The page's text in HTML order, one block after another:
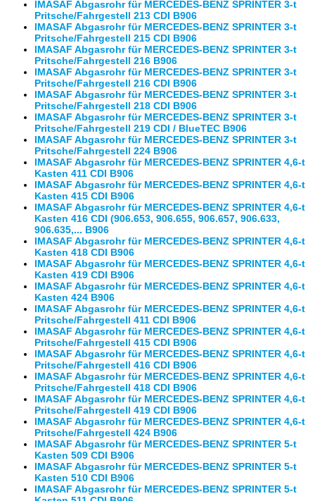
IMASAF Abgasrohr für MERCEDES-BENZ SPRINTER 3-t
Pritsche/Fahrgestell 213 CDI B906
IMASAF Abgasrohr für MERCEDES-BENZ SPRINTER 3-t
Pritsche/Fahrgestell 215 CDI B906
IMASAF Abgasrohr für MERCEDES-BENZ SPRINTER 3-t
Pritsche/Fahrgestell 216 B906
IMASAF Abgasrohr für MERCEDES-BENZ SPRINTER 3-t
Pritsche/Fahrgestell 216 CDI B906
IMASAF Abgasrohr für MERCEDES-BENZ SPRINTER 3-t
Pritsche/Fahrgestell 218 CDI B906
IMASAF Abgasrohr für MERCEDES-BENZ SPRINTER 3-t
Pritsche/Fahrgestell 219 CDI / BlueTEC B906
IMASAF Abgasrohr für MERCEDES-BENZ SPRINTER 3-t
Pritsche/Fahrgestell 224 B906
IMASAF Abgasrohr für MERCEDES-BENZ SPRINTER 4,6-t
Kasten 411 CDI B906
IMASAF Abgasrohr für MERCEDES-BENZ SPRINTER 4,6-t
Kasten 415 CDI B906
IMASAF Abgasrohr für MERCEDES-BENZ SPRINTER 4,6-t
Kasten 416 CDI (906.653, 906.655, 906.657, 906.633,
906.635,... B906
IMASAF Abgasrohr für MERCEDES-BENZ SPRINTER 4,6-t
Kasten 418 CDI B906
IMASAF Abgasrohr für MERCEDES-BENZ SPRINTER 4,6-t
Kasten 419 CDI B906
IMASAF Abgasrohr für MERCEDES-BENZ SPRINTER 4,6-t
Kasten 424 B906
IMASAF Abgasrohr für MERCEDES-BENZ SPRINTER 4,6-t
Pritsche/Fahrgestell 411 CDI B906
IMASAF Abgasrohr für MERCEDES-BENZ SPRINTER 4,6-t
Pritsche/Fahrgestell 415 CDI B906
IMASAF Abgasrohr für MERCEDES-BENZ SPRINTER 4,6-t
Pritsche/Fahrgestell 416 CDI B906
IMASAF Abgasrohr für MERCEDES-BENZ SPRINTER 4,6-t
Pritsche/Fahrgestell 418 CDI B906
IMASAF Abgasrohr für MERCEDES-BENZ SPRINTER 4,6-t
Pritsche/Fahrgestell 419 CDI B906
IMASAF Abgasrohr für MERCEDES-BENZ SPRINTER 4,6-t
Pritsche/Fahrgestell 424 B906
IMASAF Abgasrohr für MERCEDES-BENZ SPRINTER 5-t
Kasten 509 CDI B906
IMASAF Abgasrohr für MERCEDES-BENZ SPRINTER 5-t
Kasten 510 CDI B906
IMASAF Abgasrohr für MERCEDES-BENZ SPRINTER 5-t